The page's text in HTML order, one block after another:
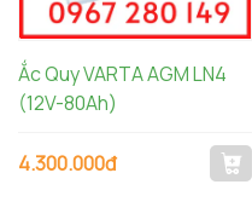
Ắc Quy VARTA AGM LN4
(12V-80Ah)
4.300.000đ